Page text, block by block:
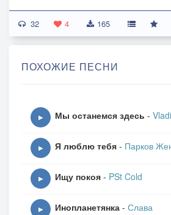
обеззвучил письмена,
что летят из поднебесья
в светлый праздник Рождества.
чудилась благая песня
И пока она звучала,
точно вознеслась с креста,
будто с чистого листа.
32 4 165
ПОХОЖИЕ ПЕСНИ
▶ Мы останемся здесь -
▶ Я люблю тебя - Парков
▶ Ищу покоя - PSt Cold
▶ Инопланетянка - Слава